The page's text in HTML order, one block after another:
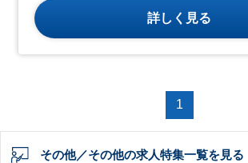
詳しく見る
1
その他／その他の求人特集一覧を見る